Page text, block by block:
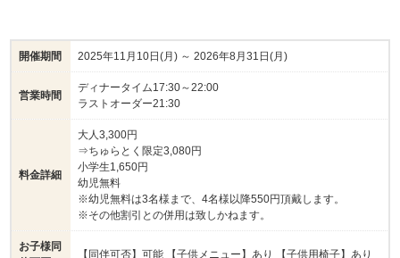
開催期間 2025年11月10日(月) ～ 2026年8月31日(月)
営業時間
ディナータイム17:30～22:00
ラストオーダー21:30
料金詳細
大人3,300円
⇒ちゅらとく限定3,080円
小学生1,650円
幼児無料
※幼児無料は3名様まで、4名様以降550円頂戴します。
※その他割引との併用は致しかねます。
お子様同
【同伴可否】可能 【子供メニュー】あり 【子供用椅子】あり